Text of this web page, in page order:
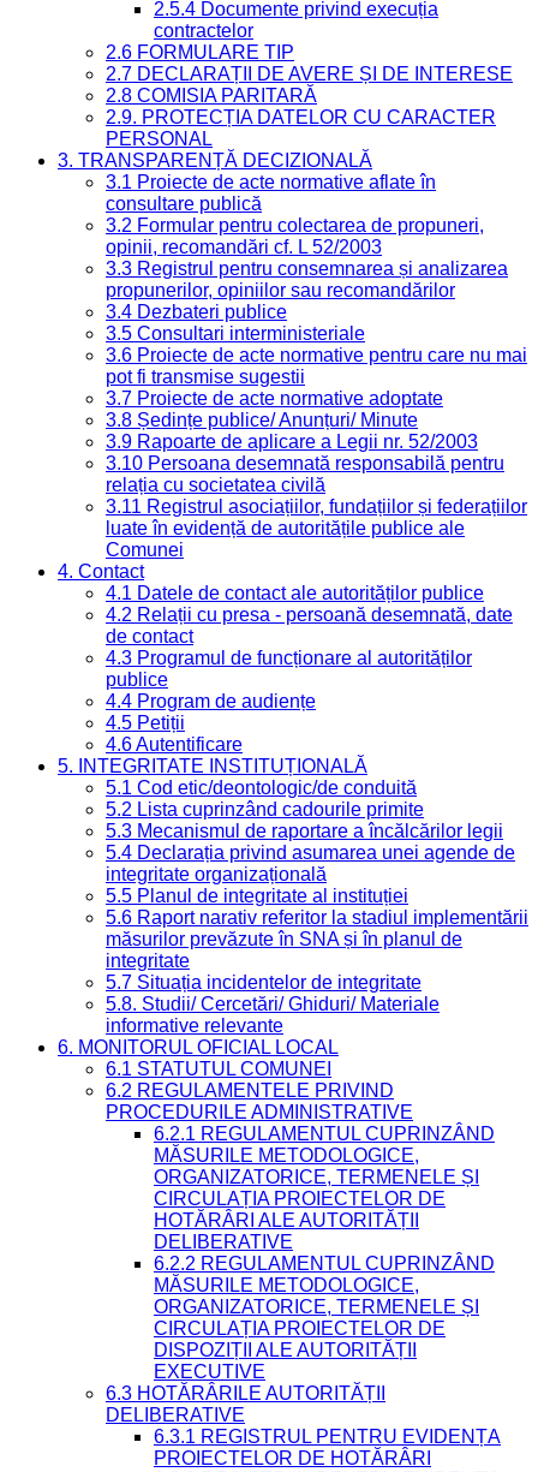
2.5.4 Documente privind execuția
contractelor
2.6 FORMULARE TIP
2.7 DECLARAȚII DE AVERE ȘI DE INTERESE
2.8 COMISIA PARITARĂ
2.9. PROTECȚIA DATELOR CU CARACTER
PERSONAL
3. TRANSPARENȚĂ DECIZIONALĂ
3.1 Proiecte de acte normative aflate în
consultare publică
3.2 Formular pentru colectarea de propuneri,
opinii, recomandări cf. L 52/2003
3.3 Registrul pentru consemnarea și analizarea
propunerilor, opiniilor sau recomandărilor
3.4 Dezbateri publice
3.5 Consultari interministeriale
3.6 Proiecte de acte normative pentru care nu mai
pot fi transmise sugestii
3.7 Proiecte de acte normative adoptate
3.8 Ședințe publice/ Anunțuri/ Minute
3.9 Rapoarte de aplicare a Legii nr. 52/2003
3.10 Persoana desemnată responsabilă pentru
relația cu societatea civilă
3.11 Registrul asociațiilor, fundațiilor și federațiilor
luate în evidență de autoritățile publice ale
Comunei
4. Contact
4.1 Datele de contact ale autorităților publice
4.2 Relații cu presa - persoană desemnată, date
de contact
4.3 Programul de funcționare al autorităților
publice
4.4 Program de audiențe
4.5 Petiții
4.6 Autentificare
5. INTEGRITATE INSTITUȚIONALĂ
5.1 Cod etic/deontologic/de conduită
5.2 Lista cuprinzând cadourile primite
5.3 Mecanismul de raportare a încălcărilor legii
5.4 Declarația privind asumarea unei agende de
integritate organizațională
5.5 Planul de integritate al instituției
5.6 Raport narativ referitor la stadiul implementării
măsurilor prevăzute în SNA și în planul de
integritate
5.7 Situația incidentelor de integritate
5.8. Studii/ Cercetări/ Ghiduri/ Materiale
informative relevante
6. MONITORUL OFICIAL LOCAL
6.1 STATUTUL COMUNEI
6.2 REGULAMENTELE PRIVIND
PROCEDURILE ADMINISTRATIVE
6.2.1 REGULAMENTUL CUPRINZÂND
MĂSURILE METODOLOGICE,
ORGANIZATORICE, TERMENELE ȘI
CIRCULAȚIA PROIECTELOR DE
HOTĂRÂRI ALE AUTORITĂȚII
DELIBERATIVE
6.2.2 REGULAMENTUL CUPRINZÂND
MĂSURILE METODOLOGICE,
ORGANIZATORICE, TERMENELE ȘI
CIRCULAȚIA PROIECTELOR DE
DISPOZIȚII ALE AUTORITĂȚII
EXECUTIVE
6.3 HOTĂRÂRILE AUTORITĂȚII
DELIBERATIVE
6.3.1 REGISTRUL PENTRU EVIDENȚA
PROIECTELOR DE HOTĂRÂRI